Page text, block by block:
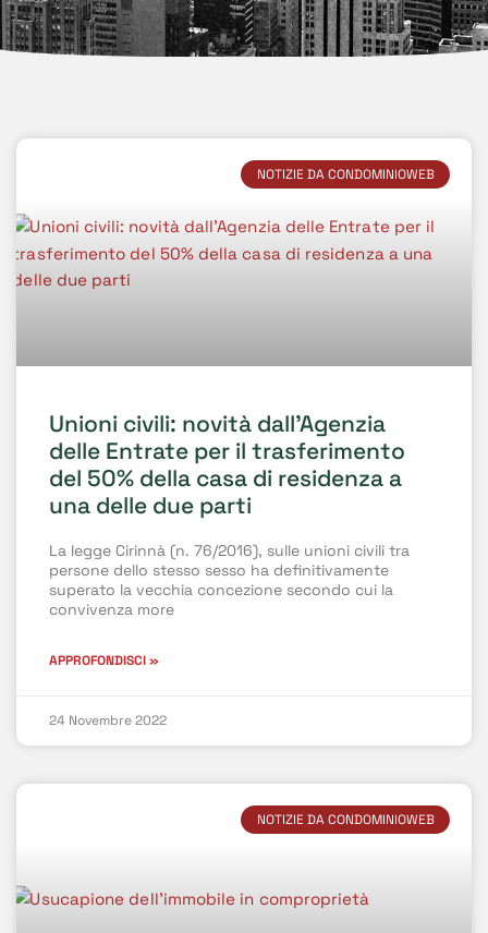
NOTIZIE DA CONDOMINIOWEB
Unioni civili: novità dall’Agenzia
delle Entrate per il trasferimento
del 50% della casa di residenza a
una delle due parti
La legge Cirinnà (n. 76/2016), sulle unioni civili tra
persone dello stesso sesso ha definitivamente
superato la vecchia concezione secondo cui la
convivenza more
APPROFONDISCI »
24 Novembre 2022
NOTIZIE DA CONDOMINIOWEB